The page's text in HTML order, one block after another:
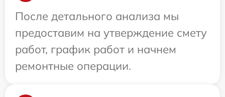
После детального анализа мы
предоставим на утверждение смету
работ, график работ и начнем
ремонтные операции.